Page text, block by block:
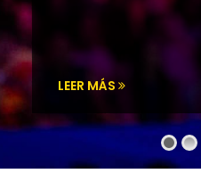
LEER MÁS